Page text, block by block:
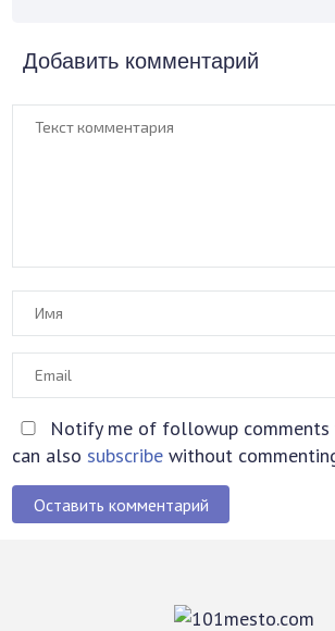
Добавить комментарий
Notify me of followup comments
can also subscribe without
Оставить комментарий